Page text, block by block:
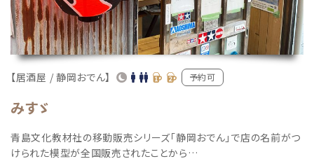
【居酒屋 / 静岡おでん】 予約可
みすゞ
青島文化教材社の移動販売シリーズ「静岡おでん」で店の名前がつ
けられた模型が全国販売されたことから…